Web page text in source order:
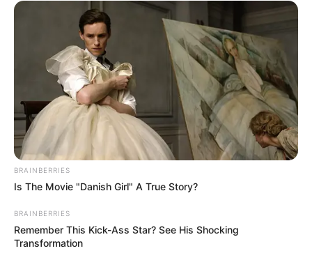
BRAINBERRIES
Is The Movie "Danish Girl" A True Story?
BRAINBERRIES
Remember This Kick-Ass Star? See His Shocking
Transformation